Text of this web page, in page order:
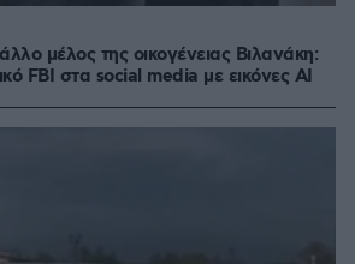
μέλος της οικογένειας Βιλανάκη:
FBI στα social media με εικόνες AI